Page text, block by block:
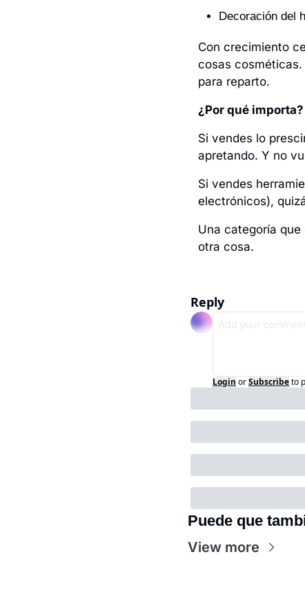
Decoración del
Con crecimiento
cosas
para reparto.
¿Por qué importa?
Si vendes lo
apretando. Y no
Si vendes
electrónicos),
Una categoría que
otra cosa.
Reply
Login orSubscribeto
Puede que
View more